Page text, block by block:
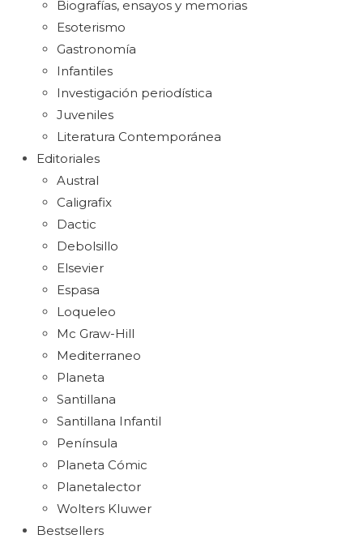
Biografías, ensayos y memorias
Esoterismo
Gastronomía
Infantiles
Investigación periodística
Juveniles
Literatura Contemporánea
Editoriales
Austral
Caligrafix
Dactic
Debolsillo
Elsevier
Espasa
Loqueleo
Mc Graw-Hill
Mediterraneo
Planeta
Santillana
Santillana Infantil
Península
Planeta Cómic
Planetalector
Wolters Kluwer
Bestsellers